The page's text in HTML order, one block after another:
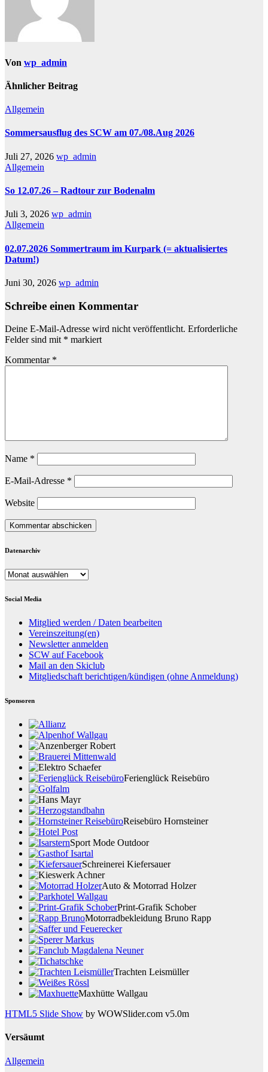
Von wp_admin
Ähnlicher Beitrag
Allgemein
Sommersausflug des SCW am 07./08.Aug 2026
Juli 27, 2026 wp_admin
Allgemein
So 12.07.26 – Radtour zur Bodenalm
Juli 3, 2026 wp_admin
Allgemein
02.07.2026 Sommertraum im Kurpark (= aktualisiertes
Datum!)
Juni 30, 2026 wp_admin
Schreibe einen Kommentar
Deine E-Mail-Adresse wird nicht veröffentlicht. Erforderliche
Felder sind mit * markiert
Kommentar *
Name *
E-Mail-Adresse *
Website
Datenarchiv
Datenarchiv
Social Media
Mitglied werden / Daten bearbeiten
Vereinszeitung(en)
Newsletter anmelden
SCW auf Facebook
Mail an den Skiclub
Mitgliedschaft berichtigen/kündigen (ohne Anmeldung)
Sponsoren
Ferienglück Reisebüro
Reisebüro Hornsteiner
Sport Mode Outdoor
Schreinerei Kiefersauer
Auto & Motorrad Holzer
Print-Grafik Schober
Motorradbekleidung Bruno Rapp
Trachten Leismüller
Maxhütte Wallgau
HTML5 Slide Show by WOWSlider.com v5.0m
Versäumt
Allgemein